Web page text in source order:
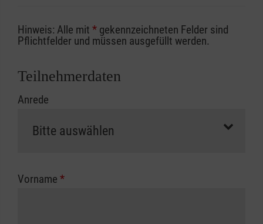
Sofern Sie ein Kostenübernahmeverfahren
Ihrer Berufsgenossenschaft / Unfallkasse
Abrechnungsunterlagen spätestens zu
erfolgt eine Abrechnung der vollen Kursgebühr
Die notwendigen Formulare für die
zuständigen Berufsgenossenschaft oder
Hinweis: Alle mit * gekennzeichneten Felder sind
Pflichtfelder und müssen ausgefüllt werden.
Teilnehmerdaten
Anrede
Vorname *